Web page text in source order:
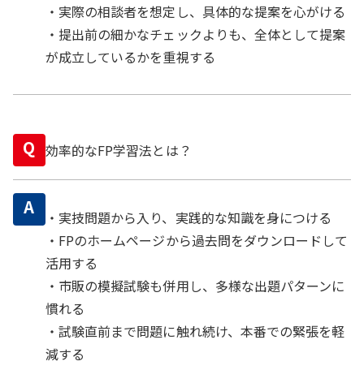
・実際の相談者を想定し、具体的な提案を心がける
・提出前の細かなチェックよりも、全体として提案
が成立しているかを重視する
Q 効率的なFP学習法とは？
A
・実技問題から入り、実践的な知識を身につける
・FPのホームページから過去問をダウンロードして
活用する
・市販の模擬試験も併用し、多様な出題パターンに
慣れる
・試験直前まで問題に触れ続け、本番での緊張を軽
減する